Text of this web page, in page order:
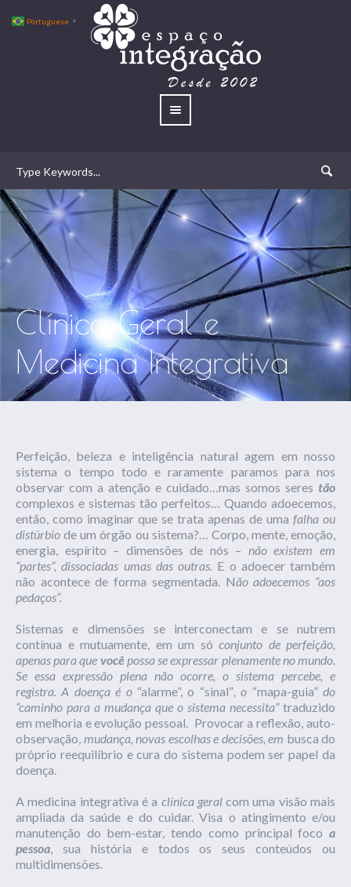
Clínica Geral e
Medicina Integrativa
Perfeição, beleza e inteligência natural agem em nosso
sistema o tempo todo e raramente paramos para nos
observar com a atenção e cuidado…mas somos seres tão
complexos e sistemas tão perfeitos… Quando adoecemos,
então, como imaginar que se trata apenas de uma falha ou
distúrbio de um órgão ou sistema?… Corpo, mente, emoção,
energia, espírito – dimensões de nós – não existem em
“partes”, dissociadas umas das outras. E o adoecer também
não acontece de forma segmentada. Não adoecemos “aos
pedaços”.
Sistemas e dimensões se interconectam e se nutrem
contínua e mutuamente, em um só conjunto de perfeição,
apenas para que você possa se expressar plenamente no mundo.
Se essa expressão plena não ocorre, o sistema percebe, e
registra. A doença é o “alarme”, o “sinal”, o “mapa-guia”do
“caminho para a mudança que o sistema necessita” traduzido
em melhoria e evolução pessoal. Provocar a reflexão, auto-
observação, mudança, novas escolhas e decisões, em busca do
próprio reequilíbrio e cura do sistema podem ser papel da
doença.
A medicina integrativa é a clínica geralcom uma visão mais
ampliada da saúde e do cuidar. Visa o atingimento e/ou
manutenção do bem-estar, tendo como principal foco a
pessoa, sua história e todos os seus conteúdos ou
multidimensões.
Portuguese ▼